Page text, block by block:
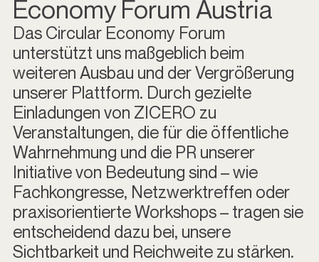
Economy Forum Austria
Das Circular Economy Forum
unterstützt uns maßgeblich beim
weiteren Ausbau und der Vergrößerung
unserer Plattform. Durch gezielte
Einladungen von ZICERO zu
Veranstaltungen, die für die öffentliche
Wahrnehmung und die PR unserer
Initiative von Bedeutung sind – wie
Fachkongresse, Netzwerktreffen oder
praxisorientierte Workshops – tragen sie
entscheidend dazu bei, unsere
Sichtbarkeit und Reichweite zu stärken.